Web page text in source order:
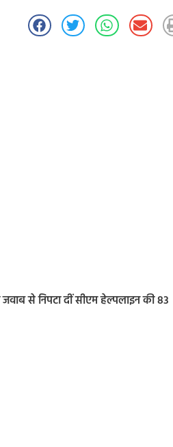
से निपटा दीं सीएम हेल्पलाइन की 83